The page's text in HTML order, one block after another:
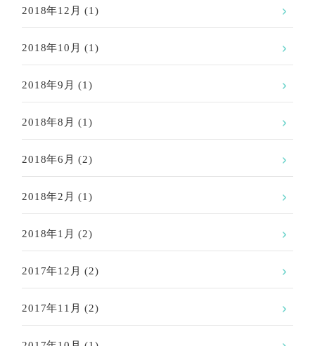
2018年12月 (1)
2018年10月 (1)
2018年9月 (1)
2018年8月 (1)
2018年6月 (2)
2018年2月 (1)
2018年1月 (2)
2017年12月 (2)
2017年11月 (2)